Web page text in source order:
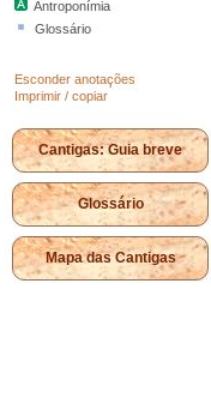
Antroponímia
Glossário
Esconder anotações
Imprimir / copiar
Cantigas: Guia breve
Glossário
Mapa das Cantigas